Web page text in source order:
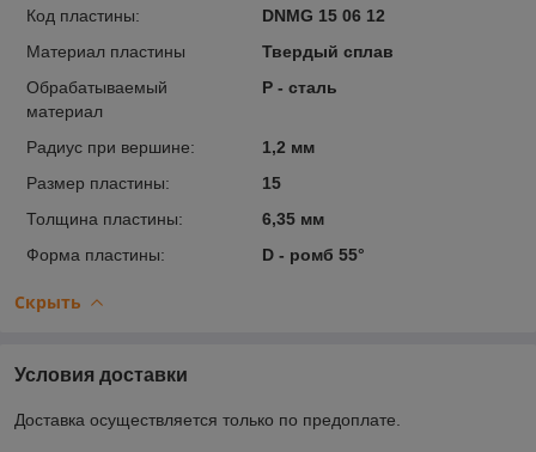
Код пластины:
DNMG 15 06 12
Материал пластины
Твердый сплав
Обрабатываемый
материал
P - сталь
Радиус при вершине:
1,2 мм
Размер пластины:
15
Толщина пластины:
6,35 мм
Форма пластины:
D - ромб 55°
Скрыть
Условия доставки
Доставка осуществляется только по предоплате.